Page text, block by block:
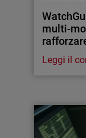
multi-
Leggi il